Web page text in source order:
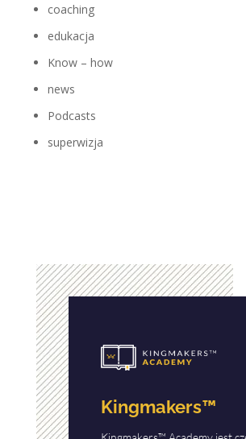
coaching
edukacja
Know – how
news
Podcasts
superwizja
Kingmakers™